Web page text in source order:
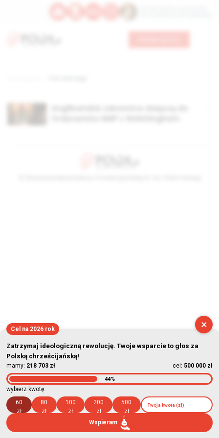
×
Cel na 2026 rok
Zatrzymaj ideologiczną rewolucję. Twoje wsparcie to głos za
Polską chrześcijańską!
mamy: 218 703 zł cel: 500 000 zł
44%
wybierz kwotę:
60
zł
80
zł
100
zł
200
zł
500
zł
Wspieram